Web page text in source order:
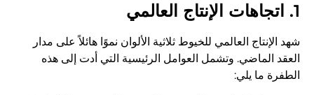
1. اتجاهات الإنتاج العالمي
شهد الإنتاج العالمي للخيوط ثلاثية الألوان نموًا هائلاً على مدار
العقد الماضي. وتشمل العوامل الرئيسية التي أدت إلى هذه
الطفرة ما يلي: